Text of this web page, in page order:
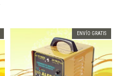
ENVÍO GRATIS